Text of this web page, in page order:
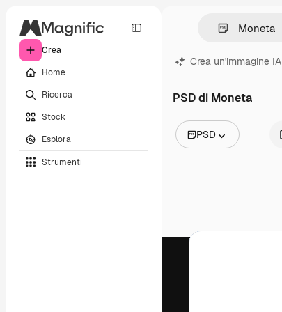
Crea
Home
Ricerca
Stock
Esplora
Strumenti
Crea un'immagine IA
PSD di Moneta
PSD
Video